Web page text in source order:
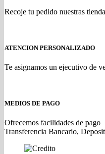
Recoje tu pedido nuestras
ATENCION PERSONALIZADO
Te asignamos un ejecutivo de
MEDIOS DE PAGO
Ofrecemos facilidades de pago
Transferencia Bancario,